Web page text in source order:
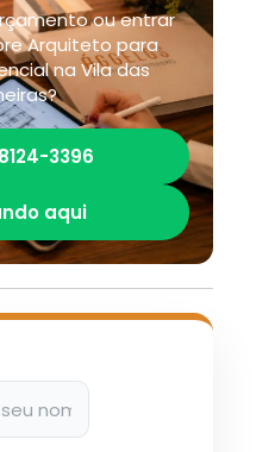
ou entrar
Arquiteto para
na Vila das
3396
aqui